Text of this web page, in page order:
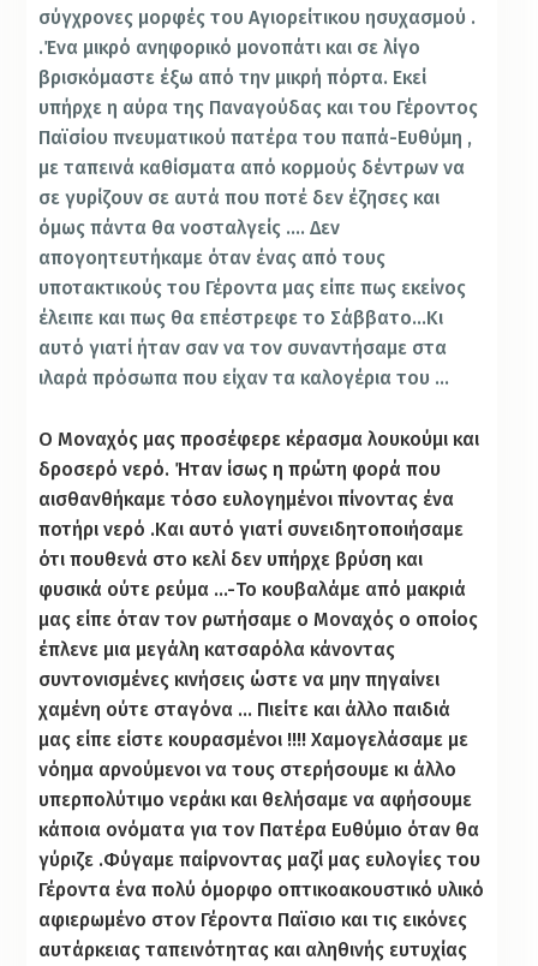
σύγχρονες μορφές του Αγιορείτικου ησυχασμού .
.Ένα μικρό ανηφορικό μονοπάτι και σε λίγο
βρισκόμαστε έξω από την μικρή πόρτα. Εκεί
υπήρχε η αύρα της Παναγούδας και του Γέροντος
Παϊσίου πνευματικού πατέρα του παπά-Ευθύμη ,
με ταπεινά καθίσματα από κορμούς δέντρων να
σε γυρίζουν σε αυτά που ποτέ δεν έζησες και
όμως πάντα θα νοσταλγείς …. Δεν
απογοητευτήκαμε όταν ένας από τους
υποτακτικούς του Γέροντα μας είπε πως εκείνος
έλειπε και πως θα επέστρεφε το Σάββατο…Κι
αυτό γιατί ήταν σαν να τον συναντήσαμε στα
ιλαρά πρόσωπα που είχαν τα καλογέρια του …
Ο Μοναχός μας προσέφερε κέρασμα λουκούμι και
δροσερό νερό. Ήταν ίσως η πρώτη φορά που
αισθανθήκαμε τόσο ευλογημένοι πίνοντας ένα
ποτήρι νερό .Και αυτό γιατί συνειδητοποιήσαμε
ότι πουθενά στο κελί δεν υπήρχε βρύση και
φυσικά ούτε ρεύμα …-Το κουβαλάμε από μακριά
μας είπε όταν τον ρωτήσαμε ο Μοναχός ο οποίος
έπλενε μια μεγάλη κατσαρόλα κάνοντας
συντονισμένες κινήσεις ώστε να μην πηγαίνει
χαμένη ούτε σταγόνα … Πιείτε και άλλο παιδιά
μας είπε είστε κουρασμένοι !!!! Χαμογελάσαμε με
νόημα αρνούμενοι να τους στερήσουμε κι άλλο
υπερπολύτιμο νεράκι και θελήσαμε να αφήσουμε
κάποια ονόματα για τον Πατέρα Ευθύμιο όταν θα
γύριζε .Φύγαμε παίρνοντας μαζί μας ευλογίες του
Γέροντα ένα πολύ όμορφο οπτικοακουστικό υλικό
αφιερωμένο στον Γέροντα Παϊσιο και τις εικόνες
αυτάρκειας ταπεινότητας και αληθινής ευτυχίας